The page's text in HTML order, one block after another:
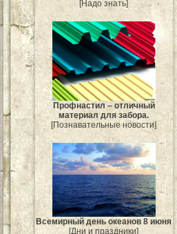
[Надо знать]
Профнастил – отличный
материал для забора.
[Познавательные новости]
Всемирный день океанов 8 июня
[Дни и праздники]